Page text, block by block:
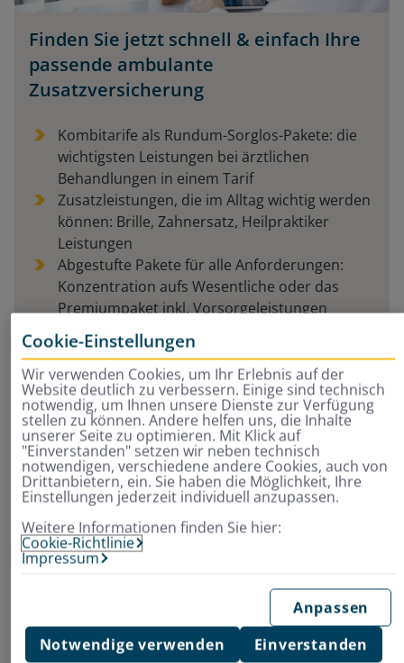
Finden Sie jetzt schnell & einfach Ihre
passende ambulante
Zusatzversicherung
Kombitarife als Rundum-Sorglos-Pakete: die
wichtigsten Leistungen bei ärztlichen
Behandlungen in einem Tarif
Zusatzleistungen, die im Alltag wichtig werden
können: Brille, Zahnersatz, Heilpraktiker
Leistungen
Abgestufte Pakete für alle Anforderungen:
Konzentration aufs Wesentliche oder das
Premiumpaket inkl. Vorsorgeleistungen
Jetzt Beitrag berechnen und online
abschließen
Welche
Vorsorgeuntersuchungen
sind für Frauen sinnvoll?
Egal, ob es um den Gang zum Zahnarzt oder zum
Gynäkologen geht – Vorsorge beginnt schon in jungen
Jahren. Nachfolgend finden Sie die wichtigsten von den
Cookie-Einstellungen
Wir verwenden Cookies, um Ihr Erlebnis auf der
Website deutlich zu verbessern. Einige sind technisch
notwendig, um Ihnen unsere Dienste zur Verfügung
stellen zu können. Andere helfen uns, die Inhalte
unserer Seite zu optimieren. Mit Klick auf
"Einverstanden" setzen wir neben technisch
notwendigen, verschiedene andere Cookies, auch von
Drittanbietern, ein. Sie haben die Möglichkeit, Ihre
Einstellungen jederzeit individuell anzupassen.
Weitere Informationen finden Sie hier:
Cookie-Richtlinie
Impressum
Anpassen
Notwendige verwenden
Einverstanden